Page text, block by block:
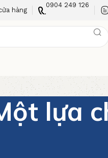
hàng
0904 249 126
lựa